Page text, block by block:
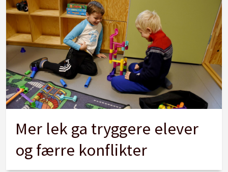
Mer lek ga tryggere elever
og færre konflikter